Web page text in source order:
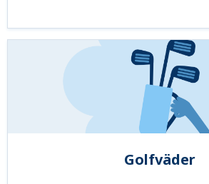
Golfväder